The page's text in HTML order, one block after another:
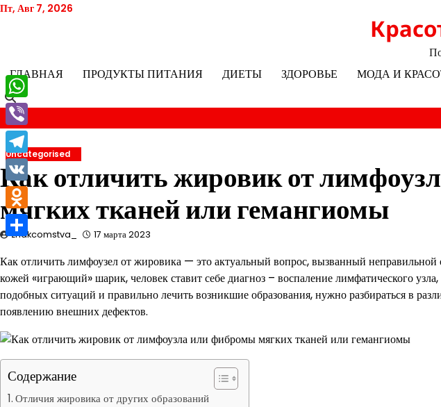
Перейти
Пт, Авг 7, 2026
ГЛАВНАЯ
ПРОДУКТЫ ПИТАНИЯ ДИЕТЫ ЗДОРОВЬЕ МОДА И
Uncategorised
Как отличить жировик от
мягких тканей или гемангиомы
znakcomstva_ 17 марта 2023
Как отличить лимфоузел от жировика — это актуальный вопрос, вызванный
кожей «играющий» шарик, человек ставит себе диагноз – воспаление лимфатического
подобных ситуаций и правильно лечить возникшие образования, нужно разбираться в
появлению внешних дефектов.
Содержание
Отличия жировика от других образований
WhatsApp
Viber
Telegram
VK
Odnoklassniki